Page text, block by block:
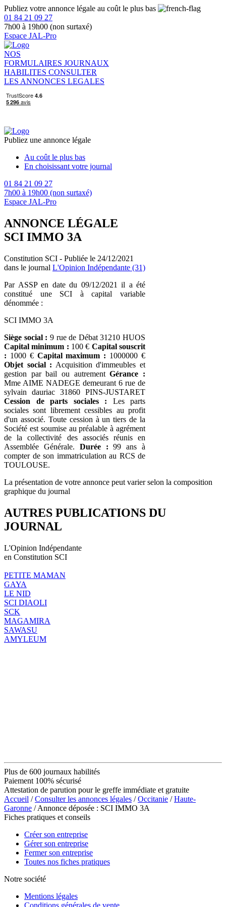
Publiez votre annonce légale au coût le plus bas
01 84 21 09 27
7h00 à 19h00 (non surtaxé)
Espace JAL-Pro
NOS
FORMULAIRES JOURNAUX
HABILITES CONSULTER
LES ANNONCES LEGALES
Publiez une annonce légale
Au coût le plus bas
En choisissant votre journal
01 84 21 09 27
7h00 à 19h00 (non surtaxé)
Espace JAL-Pro
ANNONCE LÉGALE
SCI IMMO 3A
Constitution SCI - Publiée le 24/12/2021
dans le journal L'Opinion Indépendante (31)
Par ASSP en date du 09/12/2021 il a été
constitué une SCI à capital variable
dénommée :
SCI IMMO 3A
Siège social : 9 rue de Débat 31210 HUOS
Capital minimum : 100 € Capital souscrit
: 1000 € Capital maximum : 1000000 €
Objet social : Acquisition d'immeubles et
gestion par bail ou autrementGérance :
Mme AIME NADEGE demeurant 6 rue de
sylvain dauriac 31860 PINS-JUSTARET
Cession de parts sociales : Les parts
sociales sont librement cessibles au profit
d'un associé. Toute cession à un tiers de la
Société est soumise au préalable à agrément
de la collectivité des associés réunis en
Assemblée Générale. Durée : 99 ans à
compter de son immatriculation au RCS de
TOULOUSE.
La présentation de votre annonce peut varier selon la composition
graphique du journal
AUTRES PUBLICATIONS DU
JOURNAL
L'Opinion Indépendante
en Constitution SCI
PETITE MAMAN
GAYA
LE NID
SCI DIAOLI
SCK
MAGAMIRA
SAWASU
AMYLEUM
Plus de 600 journaux habilités
Paiement 100% sécurisé
Attestation de parution pour le greffe immédiate et gratuite
Accueil /Consulter les annonces légales /Occitanie /Haute-
Garonne / Annonce déposée : SCI IMMO 3A
Fiches pratiques et conseils
Créer son entreprise
Gérer son entreprise
Fermer son entreprise
Toutes nos fiches pratiques
Notre société
Mentions légales
Conditions générales de vente